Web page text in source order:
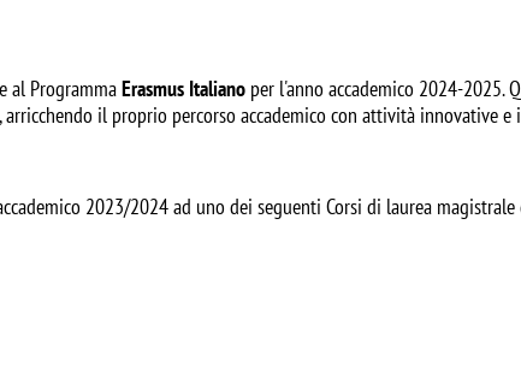
al ProgrammaErasmus Italiano per l'anno accademico 2024-2025.
il proprio percorso accademico con attività innovative
2023/2024 ad uno dei seguenti Corsi di laurea